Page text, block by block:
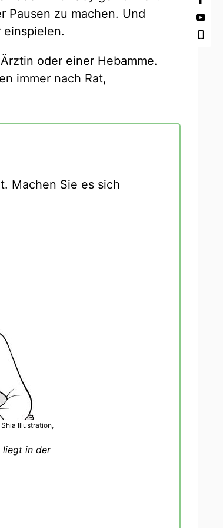
Pausen zu machen. Und
einspielen.
oder einer Hebamme.
immer nach Rat,
Machen Sie es sich
Illustration,
liegt in der